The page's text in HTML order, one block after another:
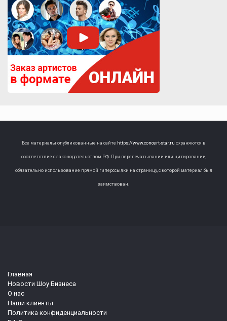
Все материалы опубликованные на сайте https://www.concert-star.ru охраняются в
соответствие с законодательством РФ. При перепечатывании или цитировании,
обязательно использование прямой гиперссылки на страницу, с которой материал был
заимствован.
Главная
Новости Шоу Бизнеса
О нас
Наши клиенты
Политика конфиденциальности